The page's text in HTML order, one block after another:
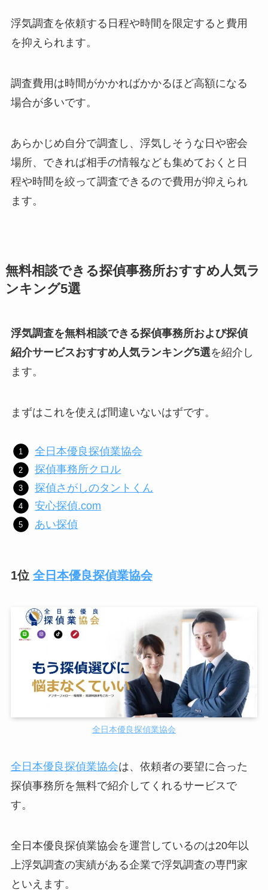
浮気調査を依頼する日程や時間を限定すると費用
を抑えられます。
調査費用は時間がかかればかかるほど高額になる
場合が多いです。
あらかじめ自分で調査し、浮気しそうな日や密会
場所、できれば相手の情報なども集めておくと日
程や時間を絞って調査できるので費用が抑えられ
ます。
無料相談できる探偵事務所おすすめ人気ラ
ンキング5選
浮気調査を無料相談できる探偵事務所および探偵
紹介サービスおすすめ人気ランキング5選を紹介し
ます。
まずはこれを使えば間違いないはずです。
全日本優良探偵業協会
探偵事務所クロル
探偵さがしのタントくん
安心探偵.com
あい探偵
1位 全日本優良探偵業協会
全日本優良探偵業協会
全日本優良探偵業協会は、依頼者の要望に合った
探偵事務所を無料で紹介してくれるサービスで
す。
全日本優良探偵業協会を運営しているのは20年以
上浮気調査の実績がある企業で浮気調査の専門家
といえます。